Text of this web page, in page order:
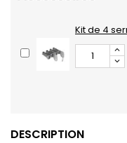
Kit de 4
DESCRIPTION